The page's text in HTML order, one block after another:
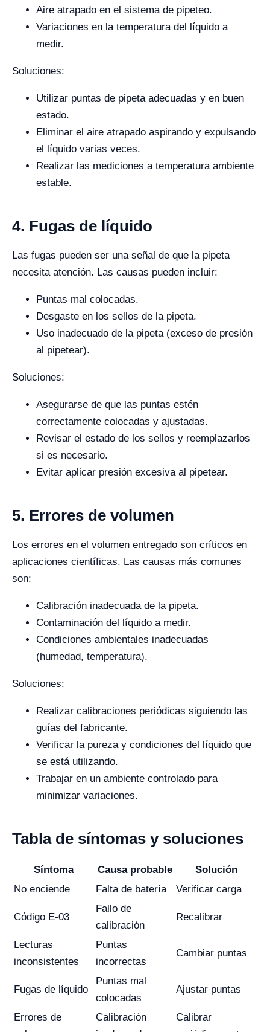
Aire atrapado en el sistema de pipeteo.
Variaciones en la temperatura del líquido a
medir.
Soluciones:
Utilizar puntas de pipeta adecuadas y en buen
estado.
Eliminar el aire atrapado aspirando y expulsando
el líquido varias veces.
Realizar las mediciones a temperatura ambiente
estable.
4. Fugas de líquido
Las fugas pueden ser una señal de que la pipeta
necesita atención. Las causas pueden incluir:
Puntas mal colocadas.
Desgaste en los sellos de la pipeta.
Uso inadecuado de la pipeta (exceso de presión
al pipetear).
Soluciones:
Asegurarse de que las puntas estén
correctamente colocadas y ajustadas.
Revisar el estado de los sellos y reemplazarlos
si es necesario.
Evitar aplicar presión excesiva al pipetear.
5. Errores de volumen
Los errores en el volumen entregado son críticos en
aplicaciones científicas. Las causas más comunes
son:
Calibración inadecuada de la pipeta.
Contaminación del líquido a medir.
Condiciones ambientales inadecuadas
(humedad, temperatura).
Soluciones:
Realizar calibraciones periódicas siguiendo las
guías del fabricante.
Verificar la pureza y condiciones del líquido que
se está utilizando.
Trabajar en un ambiente controlado para
minimizar variaciones.
Tabla de síntomas y soluciones
Síntoma Causa probable
Solución
No enciende
Falta de batería Verificar carga
Código E-03
Fallo de
calibración
Recalibrar
Lecturas
inconsistentes
Puntas
incorrectas
Cambiar puntas
Fugas de líquido
Puntas mal
colocadas
Ajustar puntas
Errores de
Calibración
Calibrar